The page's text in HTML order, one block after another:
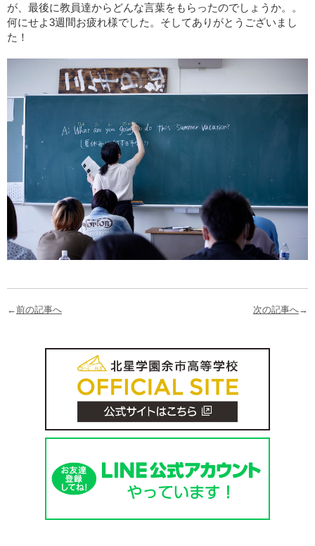
が、最後に教員達からどんな言葉をもらったのでしょうか。。
何にせよ3週間お疲れ様でした。そしてありがとうございまし
た！
←前の記事へ 次の記事へ→